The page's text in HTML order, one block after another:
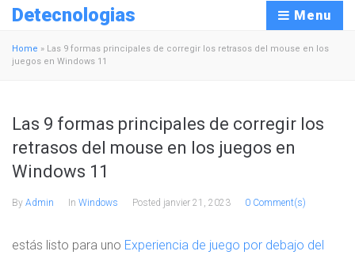
Detecnologias Menu
Home » Las 9 formas principales de corregir los retrasos del mouse en los
juegos en Windows 11
Las 9 formas principales de corregir los
retrasos del mouse en los juegos en
Windows 11
By Admin In Windows Posted janvier 21, 2023 0 Comment(s)
estás listo para uno Experiencia de juego por debajo del